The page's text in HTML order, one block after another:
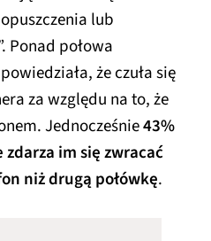
lub
Ponad połowa
że czuła się
za względu na to, że
Jednocześnie43%
zdarza im się zwracać
niż drugą połówkę.